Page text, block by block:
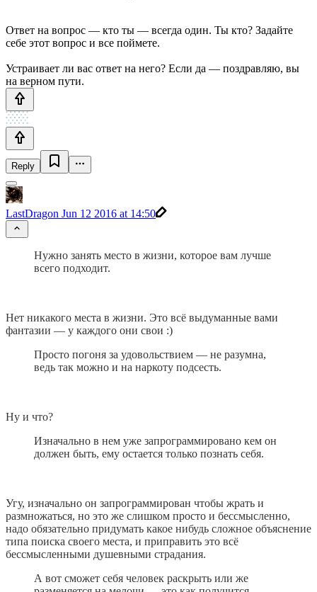
Ответ на вопрос — кто ты — всегда один. Ты кто? Задайте
себе этот вопрос и все поймете.
Устраивает ли вас ответ на него? Если да — поздравляю, вы
на верном пути.
Reply
LastDragon Jun 12 2016 at 14:50
Нужно занять место в жизни, которое вам лучше
всего подходит.
Нет никакого места в жизни. Это всё выдуманные вами
фантазии — у каждого они свои :)
Просто погоня за удовольствием — не разумна,
ведь так можно и на наркоту подсесть.
Ну и что?
Изначально в нем уже запрограммировано кем он
должен быть, ему остается только познать себя.
Угу, изначально он запрограммирован чтобы жрать и
размножаться, но это же слишком просто и бессмысленно,
надо обязательно придумать какое нибудь сложное объяснение
типа поиска своего места, и приправить это всё
бессмысленными душевными страдания.
А вот сможет себя человек раскрыть или же